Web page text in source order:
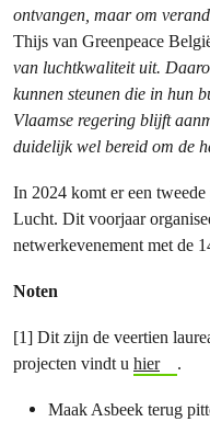
ontvangen, maar om
Thijs van Greenpeace
van luchtkwaliteit uit.
kunnen steunen die in hun
Vlaamse regering blijft
duidelijk wel bereid om de
In 2024 komt er een
Lucht. Dit voorjaar
netwerkevenement met de
Noten
[1] Dit zijn de veertien
projecten vindt u hier .
Maak Asbeek terug